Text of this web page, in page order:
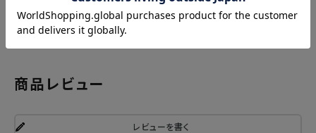
商品レビュー
レビューを書く